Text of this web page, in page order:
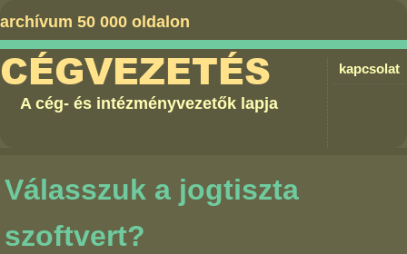
archívum 50 000 oldalon
kapcsolat
CÉGVEZETÉS
A cég- és intézményvezetők lapja
Válasszuk a jogtiszta
szoftvert?